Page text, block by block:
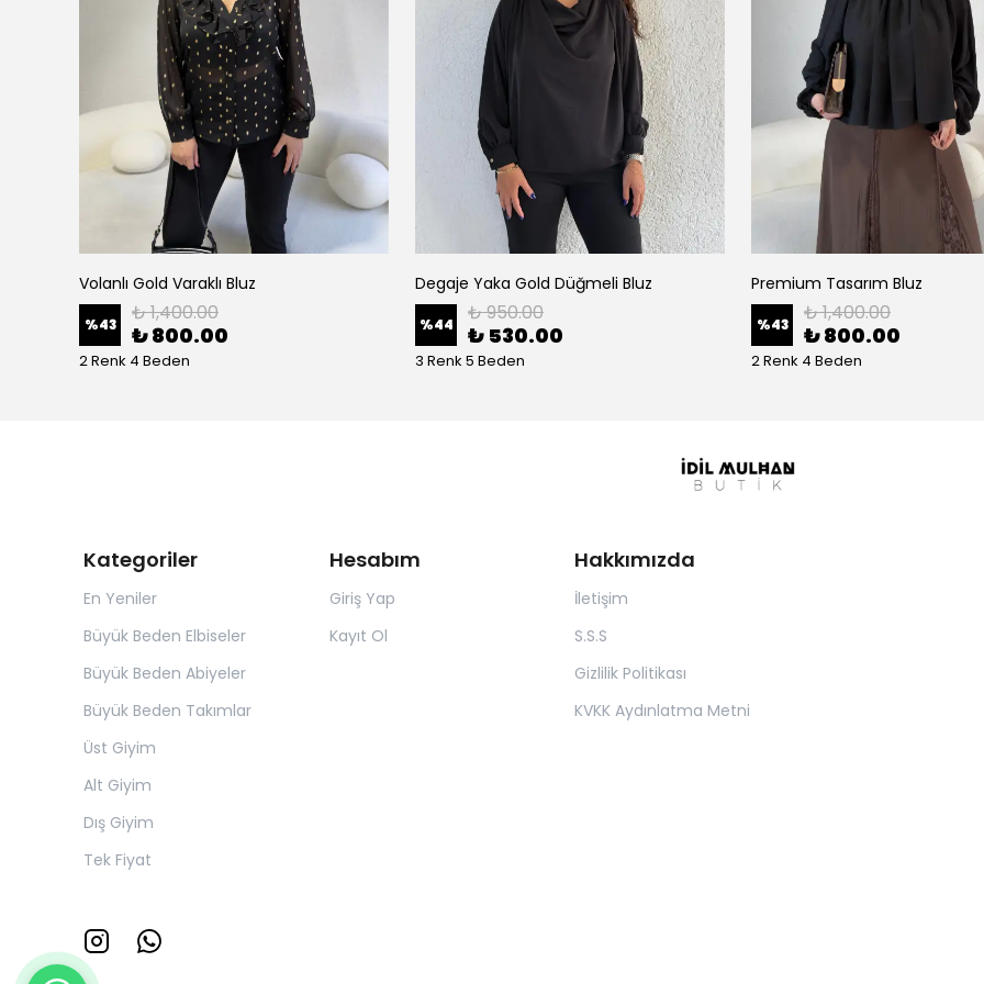
Volanlı Gold Varaklı Bluz
%43 ₺ 1,400.00
₺ 800.00
2 Renk 4 Beden
Degaje Yaka Gold Düğmeli Bluz
%44 ₺ 950.00
₺ 530.00
3 Renk 5 Beden
Premium Tasarım Bluz
%43 ₺ 1,400.00
₺ 800.00
2 Renk 4 Beden
Kategoriler
En Yeniler
Büyük Beden Elbiseler
Büyük Beden Abiyeler
Büyük Beden Takımlar
Üst Giyim
Alt Giyim
Dış Giyim
Tek Fiyat
Hesabım
Giriş Yap
Kayıt Ol
Hakkımızda
İletişim
S.S.S
Gizlilik Politikası
KVKK Aydınlatma Metni